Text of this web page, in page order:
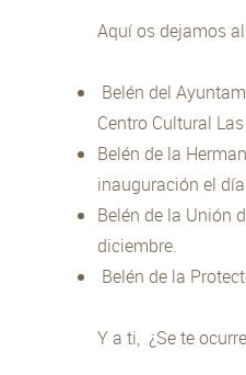
Aquí os dejamos
Belén del
Centro Cultural
Belén de la
inauguración el
Belén de la Unión
diciembre.
Belén de la
Y a ti, ¿Se te